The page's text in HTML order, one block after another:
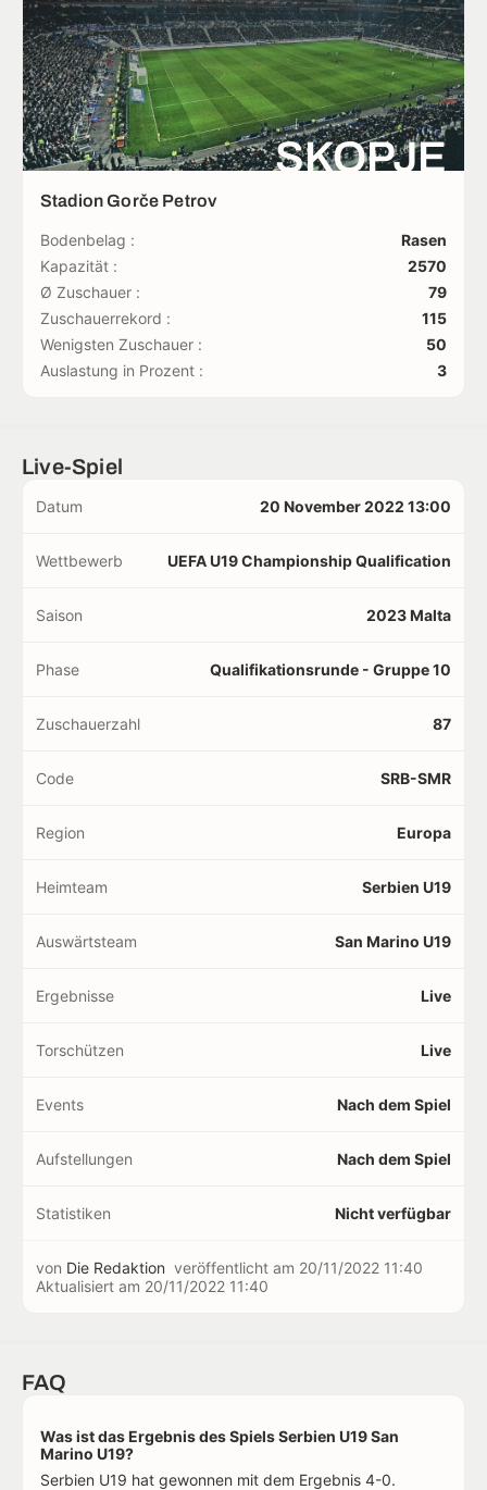
SKOPJE
Stadion Gorče Petrov
Bodenbelag :
Rasen
Kapazität :
2570
Ø Zuschauer :
79
Zuschauerrekord :
115
Wenigsten Zuschauer :
50
Auslastung in Prozent :
3
Live-Spiel
Datum 20 November 2022 13:00
Wettbewerb UEFA U19 Championship Qualification
Saison 2023 Malta
Phase Qualifikationsrunde - Gruppe 10
Zuschauerzahl 87
Code SRB-SMR
Region Europa
Heimteam Serbien U19
Auswärtsteam San Marino U19
Ergebnisse Live
Torschützen Live
Events Nach dem Spiel
Aufstellungen Nach dem Spiel
Statistiken Nicht verfügbar
von Die Redaktion veröffentlicht am 20/11/2022 11:40
Aktualisiert am 20/11/2022 11:40
FAQ
Was ist das Ergebnis des Spiels Serbien U19 San
Marino U19?
Serbien U19 hat gewonnen mit dem Ergebnis 4-0.